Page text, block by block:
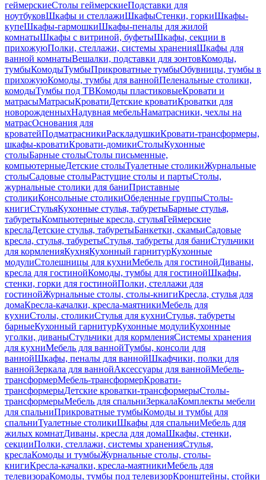
геймерскиеСтолы геймерскиеПодставки для
ноутбуковШкафы и стеллажиШкафыСтенки, горкиШкафы-
купеШкафы-гармошкиШкафы-пеналы для жилой
комнатыШкафы с витриной, буфетыШкафы, секции в
прихожуюПолки, стеллажи, системы храненияШкафы для
ванной комнатыВешалки, подставки для зонтовКомоды,
тумбыКомодыТумбыПрикроватные тумбыОбувницы, тумбы в
прихожуюКомоды, тумбы для ваннойПеленальные столики,
комодыТумбы под ТВКомоды пластиковыеКровати и
матрасыМатрасыКроватиДетские кроватиКроватки для
новорожденныхНадувная мебельНаматрасники, чехлы на
матрасОснования для
кроватейПодматрасникиРаскладушкиКровати-трансформеры,
шкафы-кроватиКровати-домикиСтолыКухонные
столыБарные столыСтолы письменные,
компьютерныеДетские столыТуалетные столикиЖурнальные
столыСадовые столыРастущие столы и партыСтолы,
журнальные столики для баниПриставные
столикиКонсольные столикиОбеденные группыСтолы-
книгиСтульяКухонные стулья, табуретыБарные стулья,
табуретыКомпьютерные кресла, стульяГеймерские
креслаДетские стулья, табуретыБанкетки, скамьиСадовые
кресла, стулья, табуретыСтулья, табуреты для баниСтульчики
для кормленияКухняКухонный гарнитурКухонные
модулиСтолешницы для кухниМебель для гостинойДиваны,
кресла для гостинойКомоды, тумбы для гостинойШкафы,
стенки, горки для гостинойПолки, стеллажи для
гостинойЖурнальные столы, столы-книгиКресла, стулья для
домаКресла-качалки, кресла-маятникиМебель для
кухниСтолы, столикиСтулья для кухниСтулья, табуреты
барныеКухонный гарнитурКухонные модулиКухонные
уголки, диваныСтульчики для кормленияСистемы хранения
для кухниМебель для ваннойТумбы, консоли для
ваннойШкафы, пеналы для ваннойШкафчики, полки для
ваннойЗеркала для ваннойАксессуары для ваннойМебель-
трансформерМебель-трансформерКровати-
трансформерыДетские кроватки-трансформерыСтолы-
трансформерыМебель для спальниЗеркалаКомплекты мебели
для спальниПрикроватные тумбыКомоды и тумбы для
спальниТуалетные столикиШкафы для спальниМебель для
жилых комнатДиваны, кресла для домаШкафы, стенки,
секцииПолки, стеллажи, системы храненияСтулья,
креслаКомоды и тумбыЖурнальные столы, столы-
книгиКресла-качалки, кресла-маятникиМебель для
телевизораКомоды, тумбы под телевизорКронштейны, стойки